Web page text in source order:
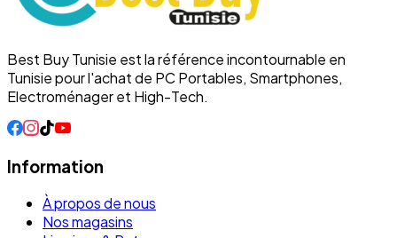
Best Buy Tunisie est la référence incontournable en
Tunisie pour l'achat de PC Portables, Smartphones,
Electroménager et High-Tech.
Information
À propos de nous
Nos magasins